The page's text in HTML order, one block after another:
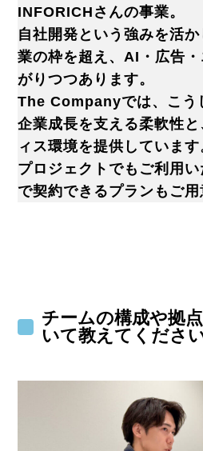
INFORICHさんの事業。
自社開発という強みを活
業の枠を超え、AI・広告
がりつつあります。
The Companyでは、こう
企業成長を支える柔軟性
ィス環境を提供していま
プロジェクトでもご利用
で契約できるプランもご用
チームの構成や拠
いて教えてください